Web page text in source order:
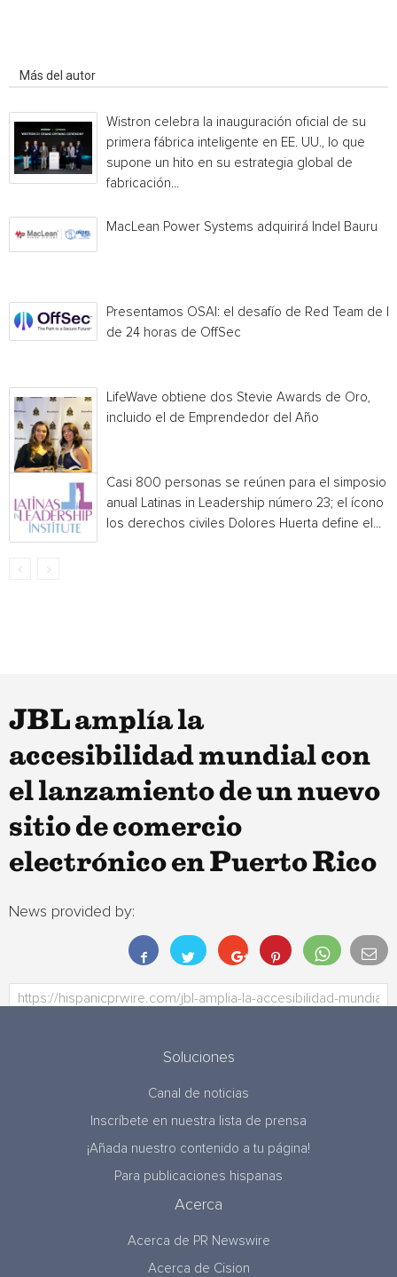
Más del autor
Wistron celebra la inauguración oficial de su
primera fábrica inteligente en EE. UU., lo que
supone un hito en su estrategia global de
fabricación...
MacLean Power Systems adquirirá Indel Bauru
Presentamos OSAI: el desafío de Red Team de IA
de 24 horas de OffSec
LifeWave obtiene dos Stevie Awards de Oro,
incluido el de Emprendedor del Año
Casi 800 personas se reúnen para el simposio
anual Latinas in Leadership número 23; el ícono
los derechos civiles Dolores Huerta define el...
JBL amplía la
accesibilidad mundial con
el lanzamiento de un nuevo
sitio de comercio
electrónico en Puerto Rico
News provided by:
Soluciones
Canal de noticias
Inscríbete en nuestra lista de prensa
¡Añada nuestro contenido a tu página!
Para publicaciones hispanas
Acerca
Acerca de PR Newswire
Acerca de Cision